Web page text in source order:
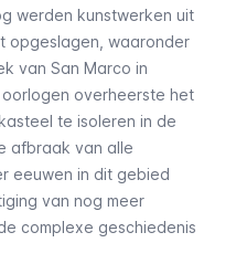
werden kunstwerken uit
opgeslagen, waaronder
van San Marco in
overheerste het
te isoleren in de
afbraak van alle
eeuwen in dit gebied
van nog meer
complexe geschiedenis